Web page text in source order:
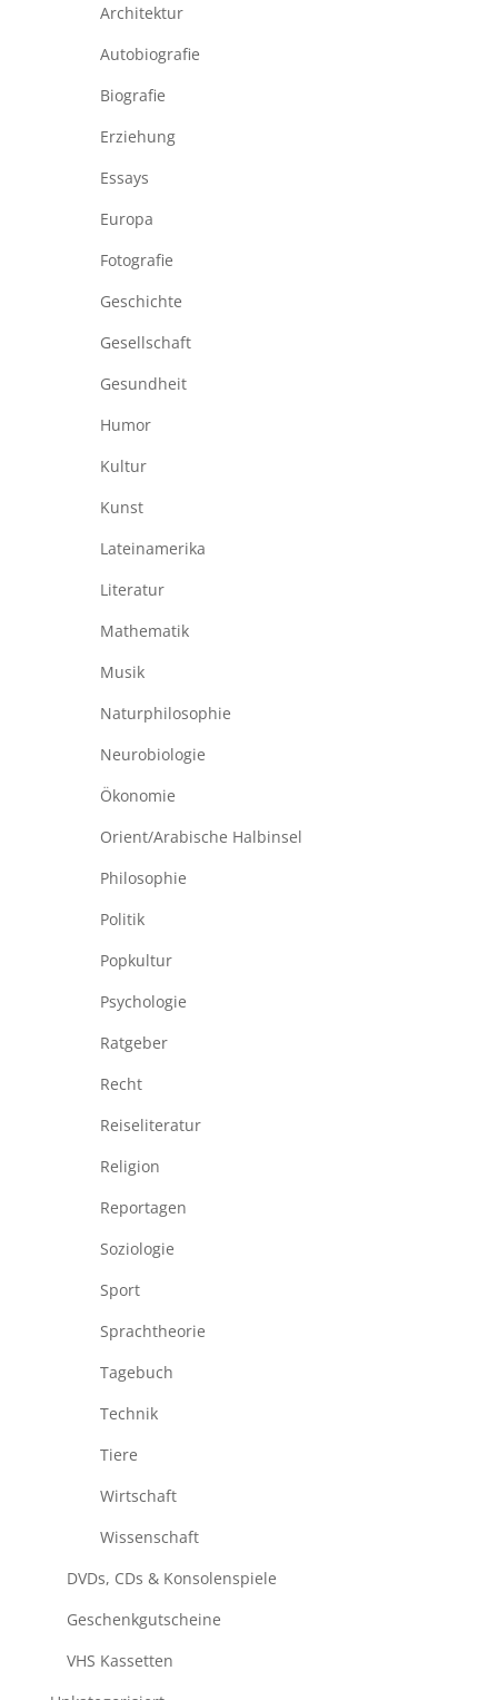
Architektur
Autobiografie
Biografie
Erziehung
Essays
Europa
Fotografie
Geschichte
Gesellschaft
Gesundheit
Humor
Kultur
Kunst
Lateinamerika
Literatur
Mathematik
Musik
Naturphilosophie
Neurobiologie
Ökonomie
Orient/Arabische Halbinsel
Philosophie
Politik
Popkultur
Psychologie
Ratgeber
Recht
Reiseliteratur
Religion
Reportagen
Soziologie
Sport
Sprachtheorie
Tagebuch
Technik
Tiere
Wirtschaft
Wissenschaft
DVDs, CDs & Konsolenspiele
Geschenkgutscheine
VHS Kassetten